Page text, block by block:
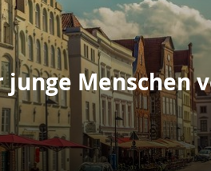
Menschen